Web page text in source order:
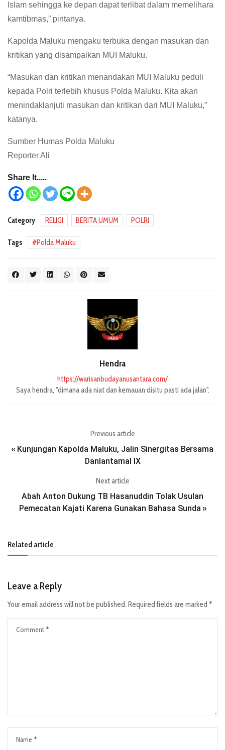
Islam sehingga ke depan dapat terlibat dalam memelihara
kamtibmas,” pintanya.
Kapolda Maluku mengaku terbuka dengan masukan dan
kritikan yang disampaikan MUI Maluku.
“Masukan dan kritikan menandakan MUI Maluku peduli
kepada Polri terlebih khusus Polda Maluku. Kita akan
menindaklanjuti masukan dan kritikan dari MUI Maluku,”
katanya.
Sumber Humas Polda Maluku
Reporter Ali
Share It.....
Category RELIGI BERITA UMUM POLRI
Tags Polda Maluku
Hendra
https://warisanbudayanusantara.com/
Saya hendra, "dimana ada niat dan kemauan disitu pasti ada jalan".
Previous article
« Kunjungan Kapolda Maluku, Jalin Sinergitas Bersama
Danlantamal IX
Next article
Abah Anton Dukung TB Hasanuddin Tolak Usulan
Pemecatan Kajati Karena Gunakan Bahasa Sunda »
Related article
Leave a Reply
Your email address will not be published. Required fields are marked *